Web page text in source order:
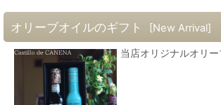
オリーブオイルのギフト [New Arrival]
当店オリジナルオリ